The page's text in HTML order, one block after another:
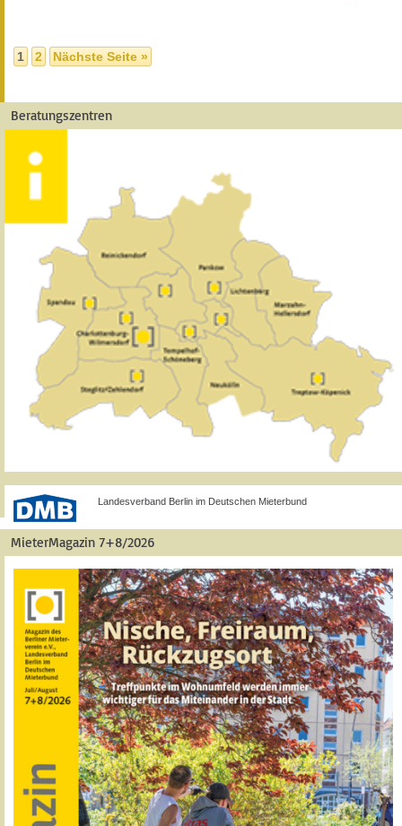
1 2 Nächste Seite »
Beratungszentren
Landesverband Berlin im Deutschen Mieterbund
MieterMagazin 7+8/2026